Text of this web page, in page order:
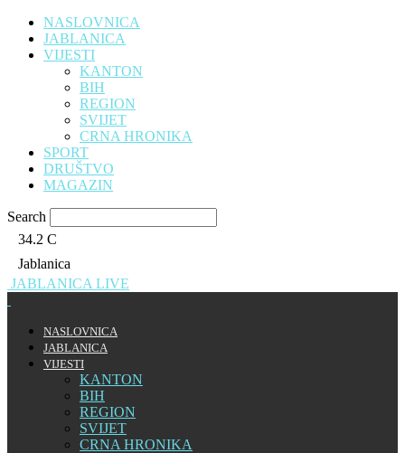
NASLOVNICA
JABLANICA
VIJESTI
KANTON
BIH
REGION
SVIJET
CRNA HRONIKA
SPORT
DRUŠTVO
MAGAZIN
Search
34.2 C
Jablanica
JABLANICA LIVE
NASLOVNICA
JABLANICA
VIJESTI
KANTON
BIH
REGION
SVIJET
CRNA HRONIKA